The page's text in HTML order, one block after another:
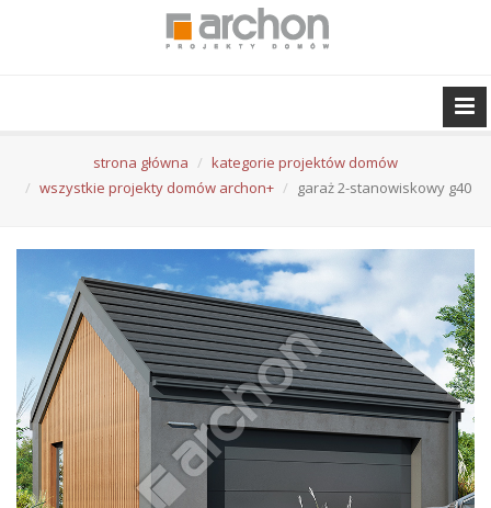
strona główna
kategorie projektów domów
wszystkie projekty domów archon+
garaż 2-stanowiskowy g40